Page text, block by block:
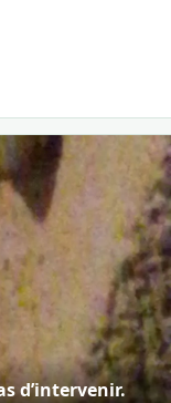
d’intervenir.